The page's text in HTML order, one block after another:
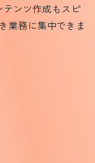
ンツ作成もスピ
業務に集中できま